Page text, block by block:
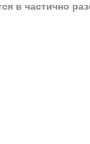
в частично